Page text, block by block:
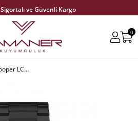
Sigortalı ve Güvenli Kargo
0
Lee Cooper LC07351.450 Erkek Kol Saati